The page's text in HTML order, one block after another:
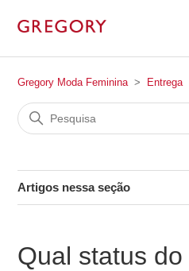
Gregory Moda Feminina Entrega
Artigos nessa seção
Qual status do